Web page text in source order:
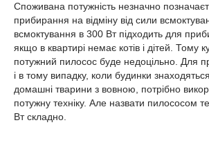
Споживана потужність незначно
прибирання на відміну від сили
всмоктування в 300 Вт підходить для
якщо в квартирі немає котів і дітей. Тому
потужний пилосос буде недоцільно. Для
і в тому випадку, коли будинки
домашні тварини з вовною, потрібно
потужну техніку. Але назвати пилососом
Вт складно.